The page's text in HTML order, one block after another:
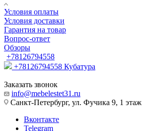
Условия оплаты
Условия доставки
Гарантия на товар
Вопрос-ответ
Обзоры
+78126794558
+78126794558 Кубатура
Заказать звонок
info@mebelestet31.ru
Санкт-Петербург, ул. Фучика 9, 1 этаж
Вконтакте
Telegram